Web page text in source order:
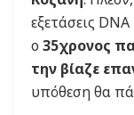
εξετάσεις
ο 35χρονος
την βίαζε
υπόθεση θα